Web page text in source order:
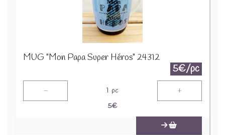
MUG "Mon Papa Super Héros" 24312
5€/pc
- 1 pc +
5€